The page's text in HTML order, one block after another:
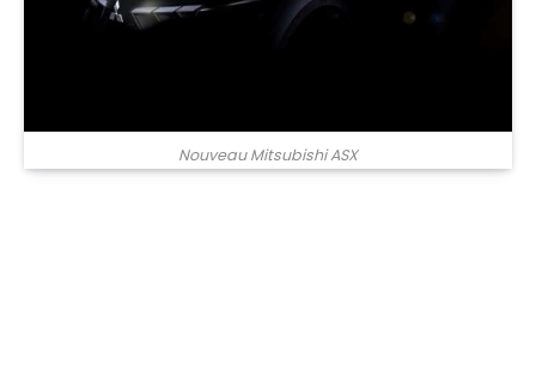
Nouveau Mitsubishi ASX